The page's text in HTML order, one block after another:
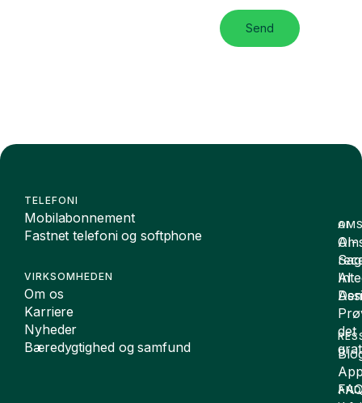
Send
TELEFONI
Mobilabonnement
Fastnet telefoni og softphone
VIRKSOMHEDEN
Om os
Karriere
Nyheder
Bæredygtighed og samfund
AI
AI-
AI
det